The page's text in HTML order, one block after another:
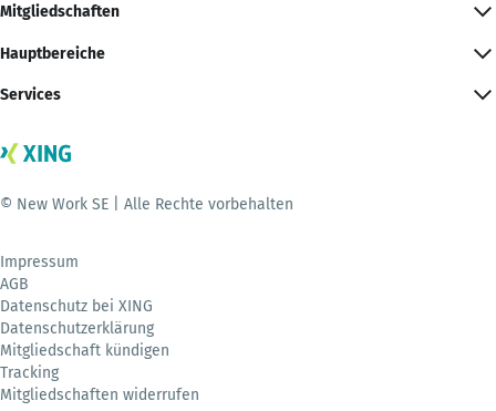
Mitgliedschaften
Hauptbereiche
Services
© New Work SE | Alle Rechte vorbehalten
Impressum
AGB
Datenschutz bei XING
Datenschutzerklärung
Mitgliedschaft kündigen
Tracking
Mitgliedschaften widerrufen